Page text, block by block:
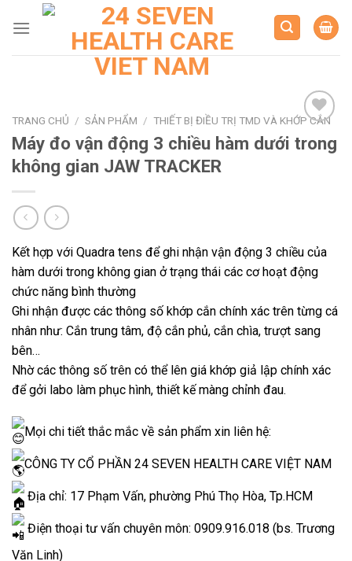
TRANG CHỦ / SẢN PHẨM / THIẾT BỊ ĐIỀU TRỊ TMD VÀ KHỚP CẮN
Máy đo vận động 3 chiều hàm dưới trong
không gian JAW TRACKER
Kết hợp với Quadra tens để ghi nhận vận động 3 chiều của
hàm dưới trong không gian ở trạng thái các cơ hoạt động
chức năng bình thường
Ghi nhận được các thông số khớp cắn chính xác trên từng cá
nhân như: Cắn trung tâm, độ cắn phủ, cắn chìa, trượt sang
bên…
Nhờ các thông số trên có thể lên giá khớp giả lập chính xác
để gởi labo làm phục hình, thiết kế màng chỉnh đau.
Mọi chi tiết thắc mắc về sản phẩm xin liên hệ:
CÔNG TY CỔ PHẦN 24 SEVEN HEALTH CARE VIỆT NAM
Địa chỉ: 17 Phạm Vấn, phường Phú Thọ Hòa, Tp.HCM
Điện thoại tư vấn chuyên môn: 0909.916.018 (bs. Trương
Văn Linh)